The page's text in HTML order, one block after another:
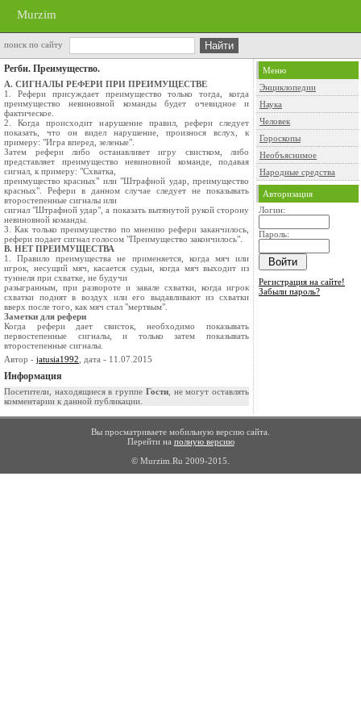
Murzim
поиск по сайту
Регби. Преимущество.
A. СИГНАЛЫ РЕФЕРИ ПРИ ПРЕИМУЩЕСТВЕ
1. Рефери присуждает преимущество только тогда, когда
преимущество невиновной команды будет очевидное и
фактическое.
2. Когда происходит нарушение правил, рефери следует
показать, что он видел нарушение, произнося вслух, к
примеру: "Игра вперед, зеленые".
Затем рефери либо останавливет игру свистком, либо
представляет преимущество невиновной команде, подавая
сигнал, к примеру: "Схватка,
преимущество красных" или "Штрафной удар, преимущество
красных". Рефери в данном случае следует не показывать
второстепенные сигналы или
сигнал "Штрафной удар", а показать вытянутой рукой сторону
невиновной команды.
3. Как только преимущество по мнению рефери заканчилось,
рефери подает сигнал голосом "Преимущество закончилось".
B. НЕТ ПРЕИМУЩЕСТВА
1. Правило преимущества не применяется, когда мяч или
игрок, несущий мяч, касается судьи, когда мяч выходит из
туннеля при схватке, не будучи
разыгранным, при развороте и завале схватки, когда игрок
схватки поднят в воздух или его выдавливают из схватки
вверх после того, как мяч стал "мертвым".
Заметки для рефери
Когда рефери дает свисток, необходимо показывать
первостепенные сигналы, и только затем показывать
второстепенные сигналы.
Автор - jatusia1992 , дата - 11.07.2015
Информация
Посетители, находящиеся в группе Гости, не могут оставлять
комментарии к данной публикации.
Меню
Энциклопедии
Наука
Человек
Гороскопы
Необъяснимое
Народные средства
Авторизация
Логин:
Пароль:
Регистрация на сайте!
Забыли пароль?
Вы просматриваете мобильную версию сайта.
Перейти на полную версию
© Murzim.Ru 2009-2015.